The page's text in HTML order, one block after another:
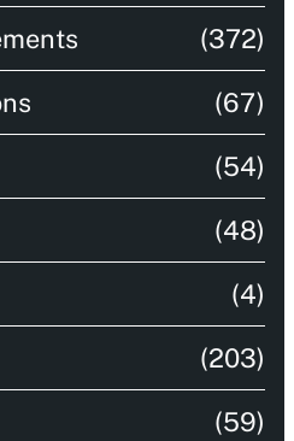
(372)
(67)
(54)
(48)
(4)
(203)
(59)